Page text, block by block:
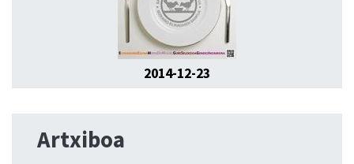
2014-12-23
Artxiboa